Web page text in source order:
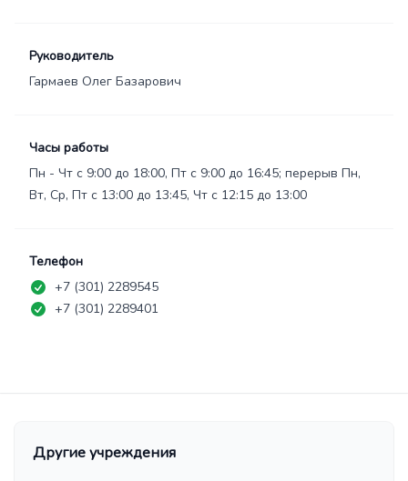
Руководитель
Гармаев Олег Базарович
Часы работы
Пн - Чт с 9:00 до 18:00, Пт с 9:00 до 16:45; перерыв Пн,
Вт, Ср, Пт с 13:00 до 13:45, Чт с 12:15 до 13:00
Телефон
+7 (301) 2289545
+7 (301) 2289401
Другие учреждения